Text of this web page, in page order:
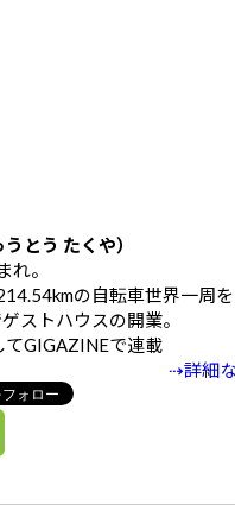
とう たくや）
れ。
の自転車世界一周を
ストハウスの開業。
てGIGAZINEで連載
⇢詳細